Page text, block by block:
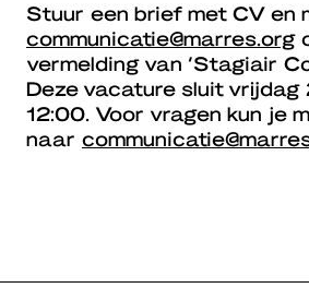
Stuur een brief met CV en
communicatie@marres.org
vermelding van ‘Stagiair
Deze vacature sluit vrijdag
12:00. Voor vragen kun je
naar